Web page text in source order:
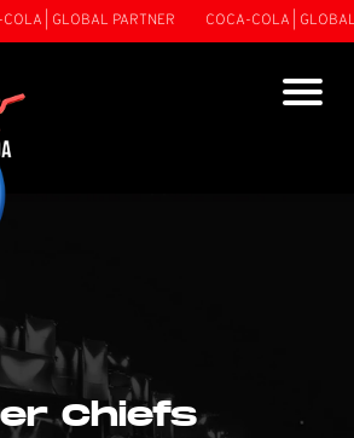
| GLOBAL PARTNER COCA-COLA | GLOBAL
Chiefs